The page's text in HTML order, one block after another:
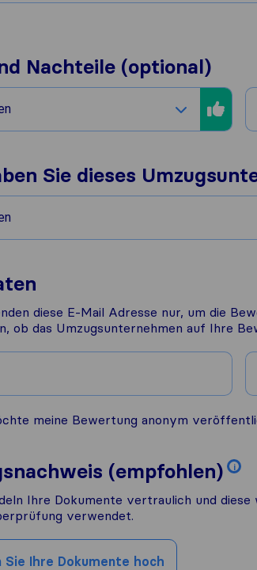
Nachteile (optional)
Sie dieses
diese E-Mail Adresse nur, um die
ob das Umzugsunternehmen auf Ihre
meine Bewertung anonym
(empfohlen) i
Ihre Dokumente vertraulich und
verwendet.
Sie Ihre Dokumente hoch